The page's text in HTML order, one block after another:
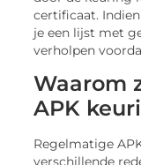
certificaat.
je een lijst met
verholpen
Waarom
APK
Regelmatige
verschillende